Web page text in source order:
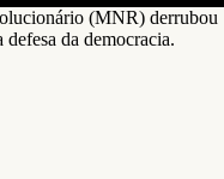
(MNR) derrubou
da democracia.